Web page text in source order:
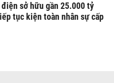
sở hữu gần 25.000 tỷ
tục kiện toàn nhân sự cấp